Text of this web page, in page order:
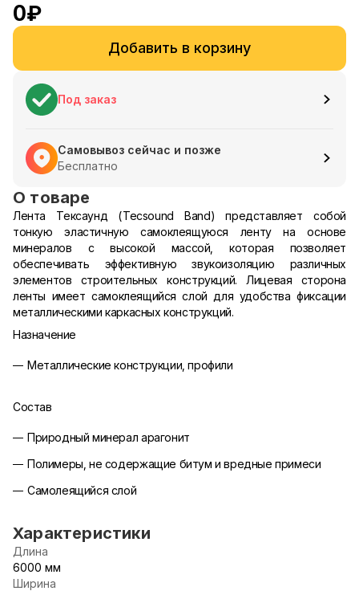
0₽
Добавить в корзину
Под заказ
Самовывоз сейчас и позже
Бесплатно
О товаре
Лента Тексаунд (Tecsound Band) представляет собой
тонкую эластичную самоклеящуюся ленту на основе
минералов с высокой массой, которая позволяет
обеспечивать эффективную звукоизоляцию различных
элементов строительных конструкций. Лицевая сторона
ленты имеет самоклеящийся слой для удобства фиксации
металлическими каркасных конструкций.
Назначение
Металлические конструкции, профили
Состав
Природный минерал арагонит
Полимеры, не содержащие битум и вредные примеси
Самолеящийся слой
Характеристики
Длина
6000 мм
Ширина